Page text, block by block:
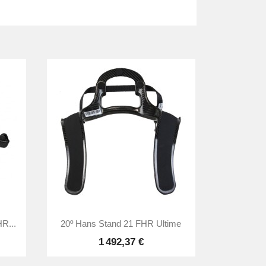
 Aperçu rapide
20º Hans Stand 21 FHR Ultime
1 492,37 €